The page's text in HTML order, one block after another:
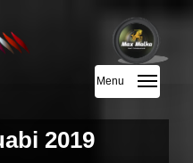
Menu
2019